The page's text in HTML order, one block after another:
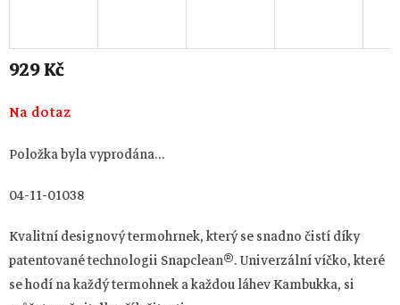
929 Kč
Měrná
cena:
Na dotaz
Položka byla vyprodána…
04-11-01038
Kvalitní designový termohrnek, který se snadno čistí díky
patentované technologii Snapclean®. Univerzální víčko, které
se hodí na každý termohnek a každou láhev Kambukka, si